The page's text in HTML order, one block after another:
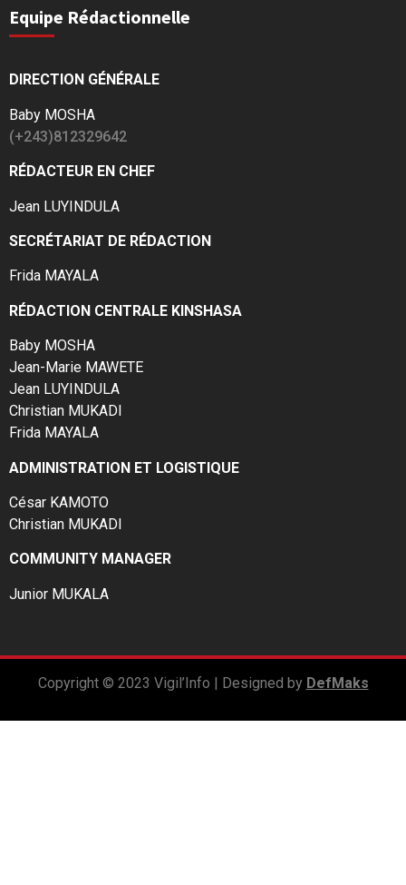
Equipe Rédactionnelle
DIRECTION GÉNÉRALE
Baby MOSHA
(+243)812329642
RÉDACTEUR EN CHEF
Jean LUYINDULA
SECRÉTARIAT DE RÉDACTION
Frida MAYALA
RÉDACTION CENTRALE KINSHASA
Baby MOSHA
Jean-Marie MAWETE
Jean LUYINDULA
Christian MUKADI
Frida MAYALA
ADMINISTRATION ET LOGISTIQUE
César KAMOTO
Christian MUKADI
COMMUNITY MANAGER
Junior MUKALA
Copyright © 2023 Vigil’Info | Designed by DefMaks